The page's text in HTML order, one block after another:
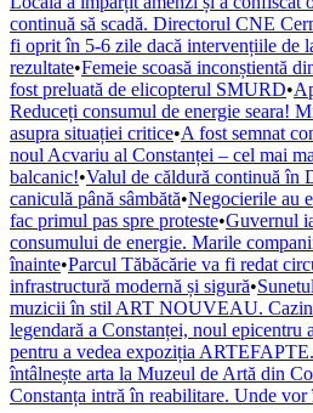
continuă să scadă. Directorul CNE
fi oprit în 5-6 zile dacă intervențiile de
rezultate•Femeie scoasă inconștientă
fost preluată de elicopterul SMURD•
Reduceți consumul de energie seara!
asupra situației critice•A fost semnat
noul Acvariu al Constanței – cel mai
balcanic!•Valul de căldură continuă în
caniculă până sâmbătă•Negocierile au
fac primul pas spre proteste•Guvernul
consumului de energie. Marile
înainte•Parcul Tăbăcărie va fi redat
infrastructură modernă și sigură•
muzicii în stil ART NOUVEAU.
legendară a Constanței, noul epicentru
pentru a vedea expoziția
întâlnește arta la Muzeul de Artă din
Constanța intră în reabilitare. Unde